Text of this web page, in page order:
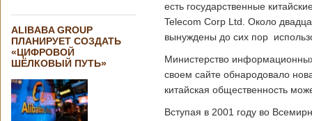
ALIBABA GROUP
ПЛАНИРУЕТ СОЗДАТЬ
«ЦИФРОВОЙ
ШЁЛКОВЫЙ ПУТЬ»
есть государственные
Telecom Corp Ltd. Около
вынуждены до сих пор
Министерство
своем сайте обнародовало
китайская общественность
Вступая в 2001 году во